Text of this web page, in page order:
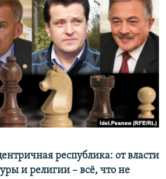
РАССЫЛКУ
республика: от власти
и религии – всё, что не